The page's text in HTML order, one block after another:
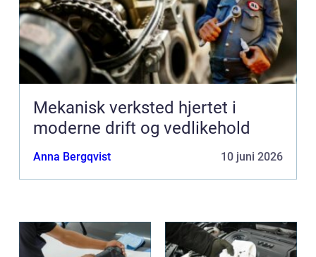
Mekanisk verksted hjertet i
moderne drift og vedlikehold
Anna Bergqvist 10 juni 2026